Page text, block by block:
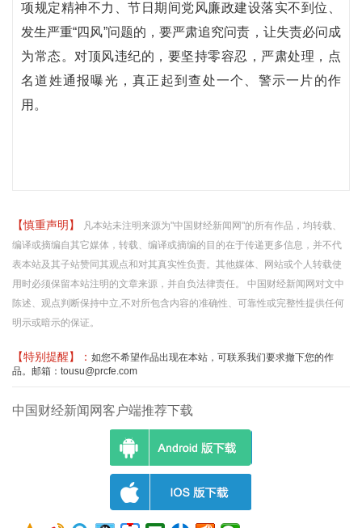
项规定精神不力、节日期间党风廉政建设落实不到位、
发生严重“四风”问题的，要严肃追究问责，让失责必问成
为常态。对顶风违纪的，要坚持零容忍，严肃处理，点
名道姓通报曝光，真正起到查处一个、警示一片的作
用。
【慎重声明】
凡本站未注明来源为"中国财经新闻网"的所有作品，均转载、
编译或摘编自其它媒体，转载、编译或摘编的目的在于传递更多信息，并不代
表本站及其子站赞同其观点和对其真实性负责。其他媒体、网站或个人转载使
用时必须保留本站注明的文章来源，并自负法律责任。 中国财经新闻网对文中
陈述、观点判断保持中立,不对所包含内容的准确性、可靠性或完整性提供任何
明示或暗示的保证。
【特别提醒】： 如您不希望作品出现在本站，可联系我们要求撤下您的作
品。邮箱：tousu@prcfe.com
中国财经新闻网客户端推荐下载